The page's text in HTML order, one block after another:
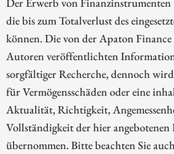
die bis zum Totalverlust des
können. Die von der Apaton
Autoren veröffentlichten
sorgfältiger Recherche, dennoch
für Vermögensschäden oder eine
Aktualität, Richtigkeit,
Vollständigkeit der hier angebotenen
übernommen. Bitte beachten Sie